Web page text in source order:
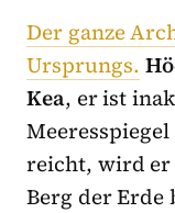
Der ganze
Ursprungs.
Kea, er ist
reicht, wird er
Berg der Erde